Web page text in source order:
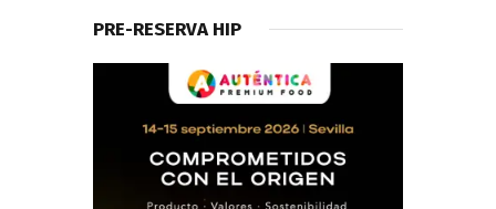
PRE-RESERVA HIP